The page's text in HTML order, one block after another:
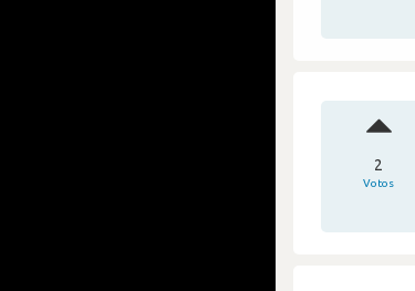
2
Votos